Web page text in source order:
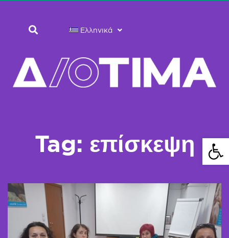
Ελληνικά
Tag: επίσκεψη